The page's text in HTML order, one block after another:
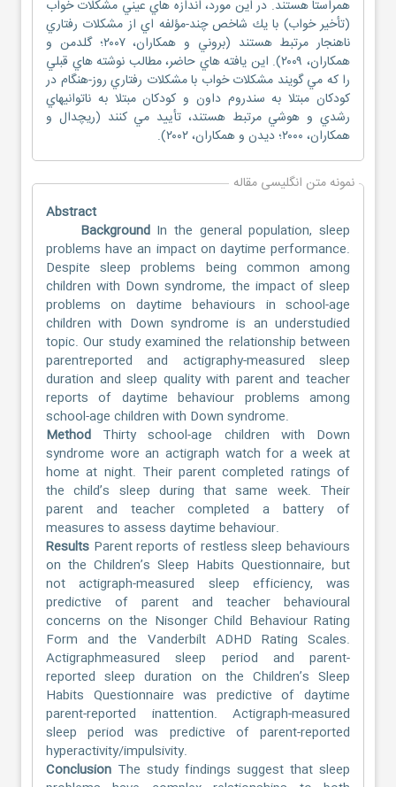
همراستا هستند. در اين مورد، اندازه هاي عيني مشكلات خواب
(تأخير خواب) با يك شاخص چند-مؤلفه اي از مشكلات رفتاري
ناهنجار مرتبط هستند (بروني و همكاران، ٢٠٠٧؛ گلدمن و
همكاران، ٢٠٠٩). اين يافته هاي حاضر، مطالب نوشته هاي قبلي
را كه مي گويند مشكلات خواب با مشكلات رفتاري روز-هنگام در
كودكان مبتلا به سندروم داون و كودكان مبتلا به ناتوانيهاي
رشدي و هوشي مرتبط هستند، تأييد مي كنند (ريچدال و
همكاران، ٢٠٠٠؛ ديدن و همكاران، ٢٠٠٢).
نمونه متن انگلیسی مقاله
Abstract
BackgroundIn the general population, sleep
problems have an impact on daytime performance.
Despite sleep problems being common among
children with Down syndrome, the impact of sleep
problems on daytime behaviours in school-age
children with Down syndrome is an understudied
topic. Our study examined the relationship between
parentreported and actigraphy-measured sleep
duration and sleep quality with parent and teacher
reports of daytime behaviour problems among
school-age children with Down syndrome.
Method Thirty school-age children with Down
syndrome wore an actigraph watch for a week at
home at night. Their parent completed ratings of
the child’s sleep during that same week. Their
parent and teacher completed a battery of
measures to assess daytime behaviour.
Results Parent reports of restless sleep behaviours
on the Children’s Sleep Habits Questionnaire, but
not actigraph-measured sleep efficiency, was
predictive of parent and teacher behavioural
concerns on the Nisonger Child Behaviour Rating
Form and the Vanderbilt ADHD Rating Scales.
Actigraphmeasured sleep period and parent-
reported sleep duration on the Children’s Sleep
Habits Questionnaire was predictive of daytime
parent-reported inattention. Actigraph-measured
sleep period was predictive of parent-reported
hyperactivity/impulsivity.
Conclusion The study findings suggest that sleep